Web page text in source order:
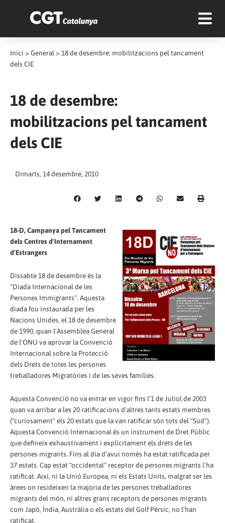
Inici > General > 18 de desembre: mobilitzacions pel tancament
dels CIE
18 de desembre:
mobilitzacions pel tancament
dels CIE
Dimarts, 14 desembre, 2010
18-D, Campanya pel Tancament
dels Centres d'Internament
d'Estrangers
Dissabte 18 de desembre és la
"Diada Internacional de les
Persones Immigrants". Aquesta
diada fou instaurada per les
Nacions Unides, el 18 de desembre
de 1990, quan l'Assemblea General
de l'ONU va aprovar la Convenció
Internacional sobre la Protecció
dels Drets de totes les persones
treballadores Migratòries i de les seves famílies.
Aquesta Convenció no va entrar en vigor fins l'1 de Juliol de 2003
quan va arribar a les 20 ratificacions d'altres tants estats membres
("curiosament" els 20 estats que la van ratificar són tots del "Sud").
Aquesta Convenció Internacional és un instrument de Dret Públic
que defineix exhaustivament i explícitament els drets de les
persones migrants. Fins al dia d'avui només ha estat ratificada per
37 estats. Cap estat "occidental" receptor de persones migrants l'ha
ratificat. Així, ni la Unió Europea, ni els Estats Units, malgrat ser les
àrees on resideixen la majoria de les persones treballadores
migrants del món, ni altres grans receptors de persones migrants
com Japó, Índia, Austràlia o els estats del Golf Pèrsic, no l'han
ratificat.